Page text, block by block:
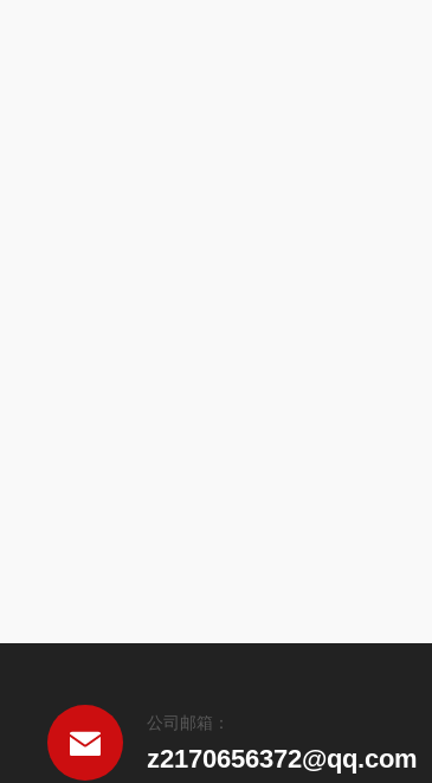
公司邮箱：
z2170656372@qq.com